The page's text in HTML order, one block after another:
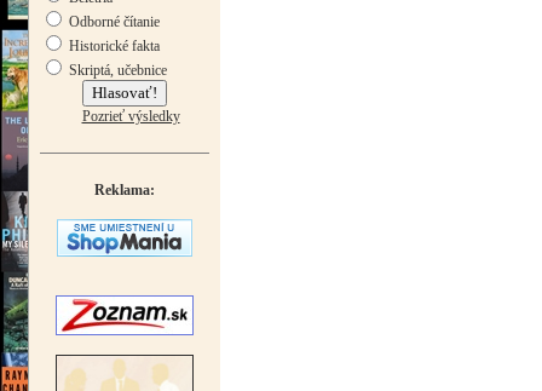
Odborné čítanie
Historické fakta
Skriptá, učebnice
Pozrieť výsledky
Reklama: